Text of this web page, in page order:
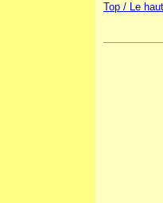
Top / Le